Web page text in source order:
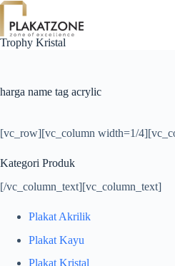
Skip
content
Trophy Kristal
harga name tag acrylic
[vc_row][vc_column width=1/
Kategori Produk
[/vc_column_text][vc_column_text]
Plakat Akrilik
Plakat Kayu
Plakat Kristal